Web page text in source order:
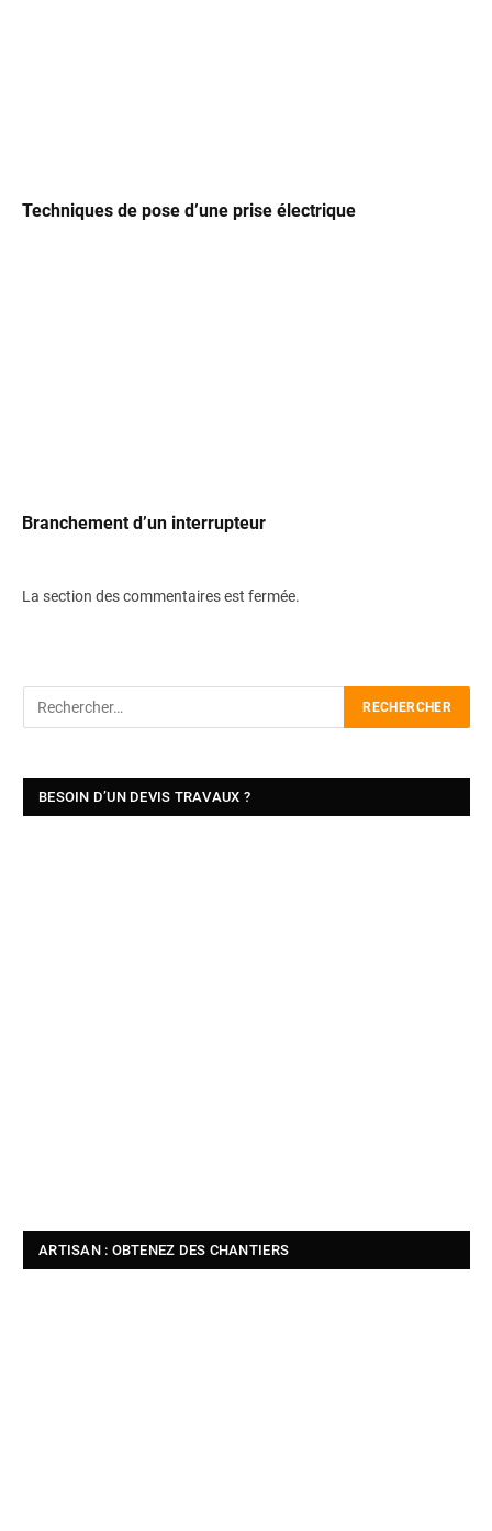
Techniques de pose d’une prise électrique
Branchement d’un interrupteur
La section des commentaires est fermée.
BESOIN D’UN DEVIS TRAVAUX ?
ARTISAN : OBTENEZ DES CHANTIERS